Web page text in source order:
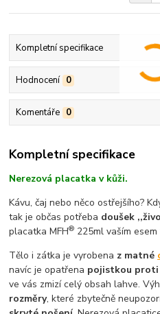
Kompletní specifikace
Hodnocení 0
Komentáře 0
Kompletní specifikace
Nerezová placatka v kůži.
Kávu, čaj nebo něco ostřejšího?
tak je občas potřeba doušek
placatka MFH® 225ml vaším
Tělo i zátka je vyrobena z matné
navíc je opatřena pojistkou
ve vás zmizí celý obsah lahve.
rozměry, které zbytečně